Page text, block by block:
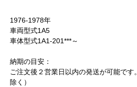
1976-1978年
車両型式1A5
車体型式1A1-201***～
納期の目安：
ご注文後２営業日以内の発送が可能です
除く）